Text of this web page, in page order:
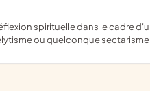
ou quelconque sectarisme